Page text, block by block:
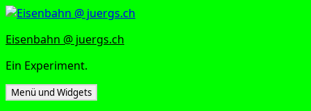
Zum
springen
Eisenbahn @ juergs.ch
Ein Experiment.
Menü und Widgets